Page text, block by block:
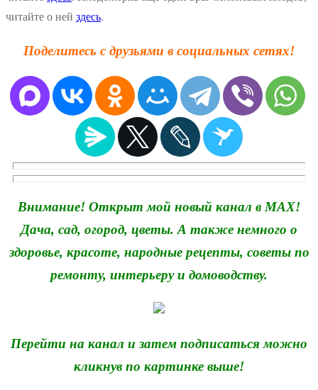
читайте о ней здесь.
Поделитесь с друзьями в социальных сетях!
Внимание! Открыт мой новый канал в MAX!
Дача, сад, огород, цветы. А также немного о
здоровье, красоте, народные рецепты, советы по
ремонту, интерьеру и домоводству.
Перейти на канал и затем подписаться можно
кликнув по картинке выше!